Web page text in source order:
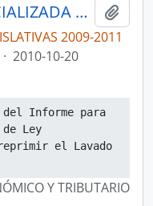
ACTAS COMISIÓN ESPECIALIZADA PERMANENTE DEL RÉGIMEN ECONÓMICO Y TRIBUTARIO Y SU REGULACIÓN Y CONTROL
2009-2011
· 2010-10-20
del Informe para
Ley
el Lavado
Y TRIBUTARIO